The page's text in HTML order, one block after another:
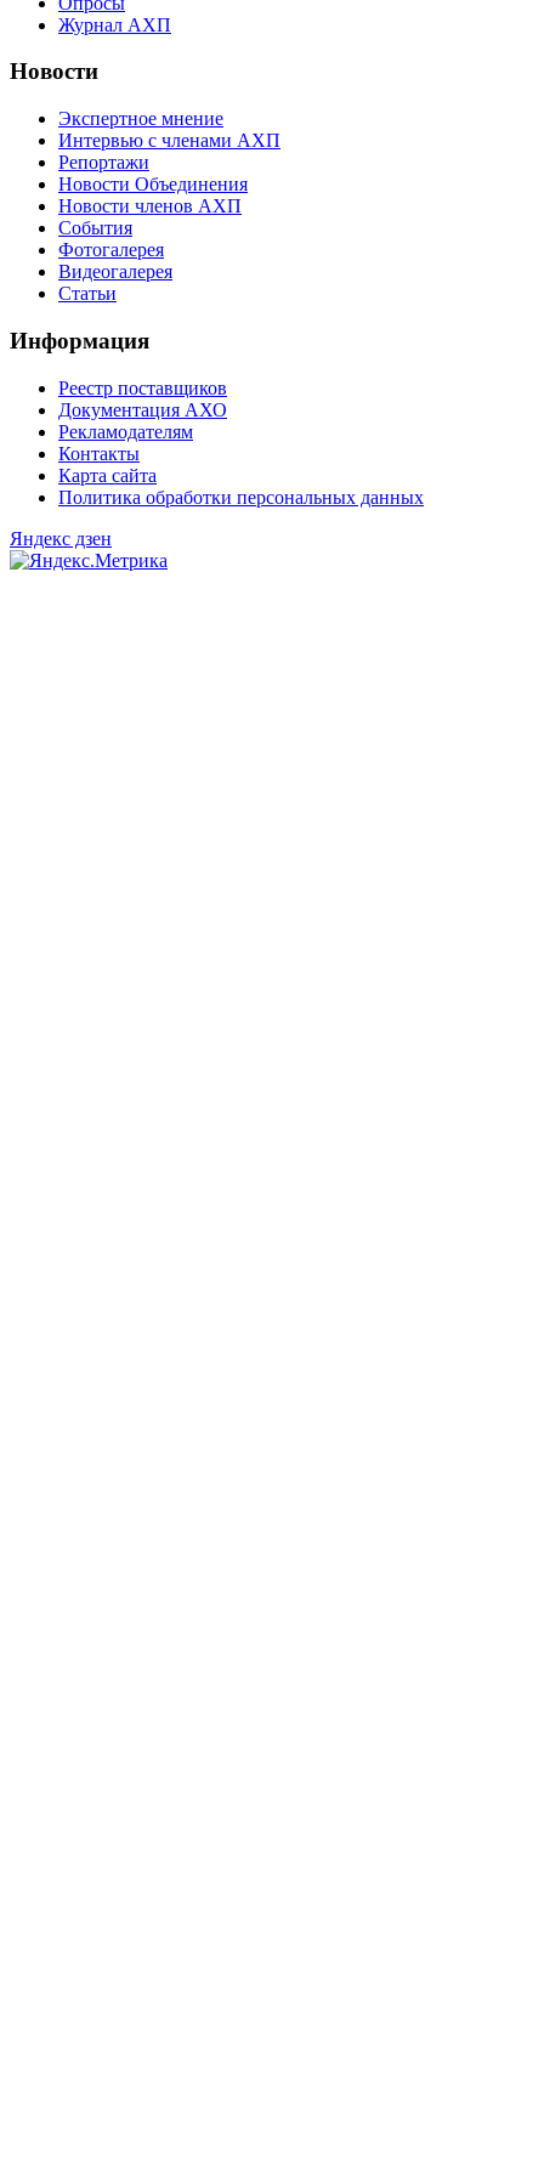
Журнал АХП
Новости
Экспертное мнение
Интервью с членами АХП
Репортажи
Новости Объединения
Новости членов АХП
События
Фотогалерея
Видеогалерея
Статьи
Информация
Реестр поставщиков
Документация АХО
Рекламодателям
Контакты
Карта сайта
Политика обработки персональных данных
Яндекс дзен